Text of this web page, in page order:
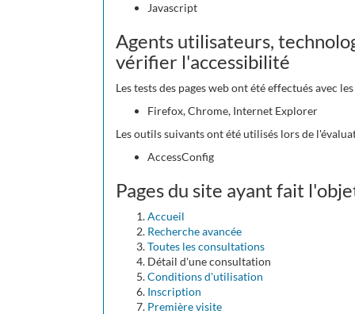
Javascript
Agents utilisateurs,
vérifier l'accessibilité
Les tests des pages web ont été effectués avec
Firefox, Chrome, Internet Explorer
Les outils suivants ont été utilisés lors de
AccessConfig
Pages du site ayant fait
Accueil
Recherche avancée
Toutes les consultations
Détail d'une consultation
Conditions d'utilisation
Inscription
Première visite